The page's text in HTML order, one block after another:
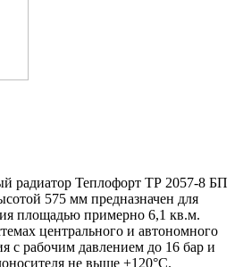
радиатор Теплофорт ТР 2057-8 БП
575 мм предназначен для
площадью примерно 6,1 кв.м.
центрального и автономного
с рабочим давлением до 16 бар и
не выше +120°C.